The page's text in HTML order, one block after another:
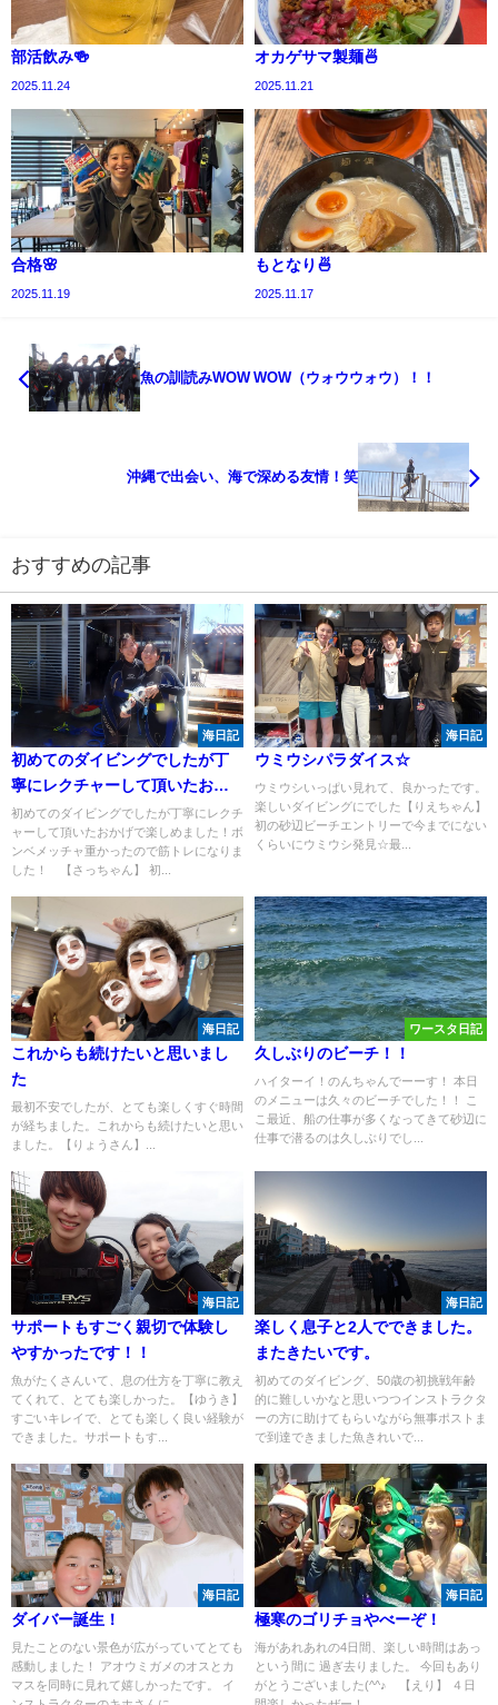
部活飲み🍻
2025.11.24
オカゲサマ製麺🍜
2025.11.21
合格🌸
2025.11.19
もとなり🍜
2025.11.17
魚の訓読みWOW WOW（ウォウウォウ）！！
沖縄で出会い、海で深める友情！笑
おすすめの記事
海日記
初めてのダイビングでしたが丁
寧にレクチャーして頂いたおか
げで楽しめました！
初めてのダイビングでしたが丁寧にレクチ
ャーして頂いたおかげで楽しめました！ボ
ンベメッチャ重かったので筋トレになりま
した！ 【さっちゃん】 初...
海日記
ウミウシパラダイス☆
ウミウシいっぱい見れて、良かったです。
楽しいダイビングにでした【りえちゃん】
初の砂辺ビーチエントリーで今までにない
くらいにウミウシ発見☆最...
海日記
これからも続けたいと思いまし
た
最初不安でしたが、とても楽しくすぐ時間
が経ちました。これからも続けたいと思い
ました。【りょうさん】...
ワースタ日記
久しぶりのビーチ！！
ハイターイ！のんちゃんでーーす！ 本日
のメニューは久々のビーチでした！！ こ
こ最近、船の仕事が多くなってきて砂辺に
仕事で潜るのは久しぶりでし...
海日記
サポートもすごく親切で体験し
やすかったです！！
魚がたくさんいて、息の仕方を丁寧に教え
てくれて、とても楽しかった。【ゆうき】
すごいキレイで、とても楽しく良い経験が
できました。サポートもす...
海日記
楽しく息子と2人でできました。
またきたいです。
初めてのダイビング、50歳の初挑戦年齢
的に難しいかなと思いつつインストラクタ
ーの方に助けてもらいながら無事ポストま
で到達できました魚きれいで...
海日記
ダイバー誕生！
見たことのない景色が広がっていてとても
感動しました！ アオウミガメのオスとカ
マスを同時に見れて嬉しかったです。 イ
海日記
極寒のゴリチョやべーぞ！
海があれあれの4日間、楽しい時間はあっ
という間に 過ぎ去りました。 今回もあり
がとうございました(^^♪ 【えり】 ４日